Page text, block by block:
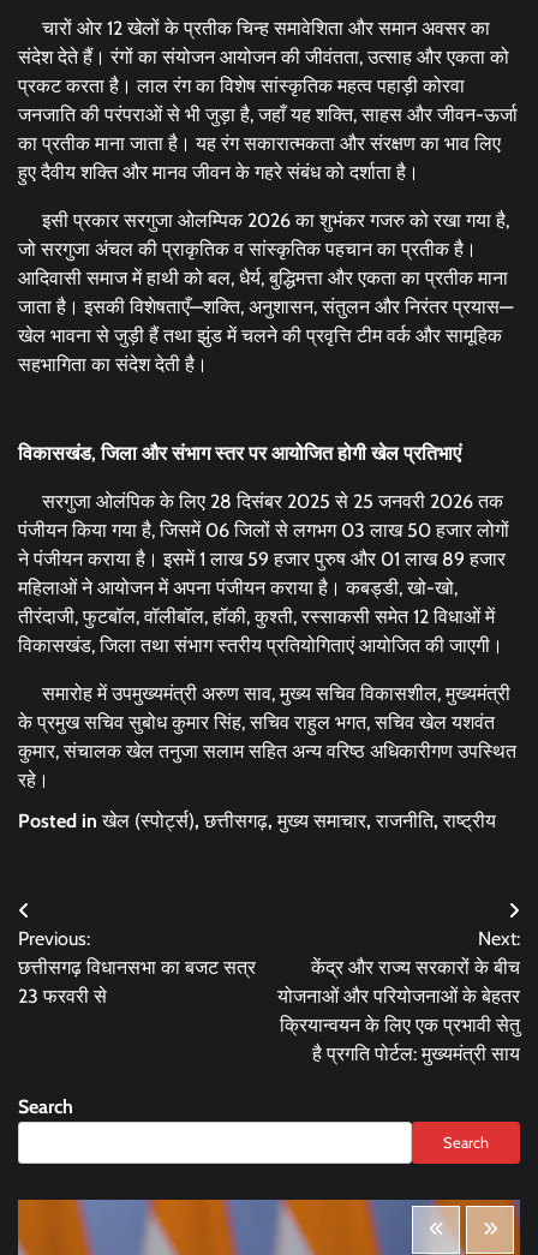
चारों ओर 12 खेलों के प्रतीक चिन्ह समावेशिता और समान अवसर का
संदेश देते हैं। रंगों का संयोजन आयोजन की जीवंतता, उत्साह और एकता को
प्रकट करता है। लाल रंग का विशेष सांस्कृतिक महत्व पहाड़ी कोरवा
जनजाति की परंपराओं से भी जुड़ा है, जहाँ यह शक्ति, साहस और जीवन-ऊर्जा
का प्रतीक माना जाता है। यह रंग सकारात्मकता और संरक्षण का भाव लिए
हुए दैवीय शक्ति और मानव जीवन के गहरे संबंध को दर्शाता है।
इसी प्रकार सरगुजा ओलम्पिक 2026 का शुभंकर गजरु को रखा गया है,
जो सरगुजा अंचल की प्राकृतिक व सांस्कृतिक पहचान का प्रतीक है।
आदिवासी समाज में हाथी को बल, धैर्य, बुद्धिमत्ता और एकता का प्रतीक माना
जाता है। इसकी विशेषताएँ—शक्ति, अनुशासन, संतुलन और निरंतर प्रयास—
खेल भावना से जुड़ी हैं तथा झुंड में चलने की प्रवृत्ति टीम वर्क और सामूहिक
सहभागिता का संदेश देती है।
विकासखंड,जिला और संभाग स्तर पर आयोजित होगी खेल प्रतिभाएं
सरगुजा ओलंपिक के लिए 28 दिसंबर 2025 से 25 जनवरी 2026 तक
पंजीयन किया गया है, जिसमें 06 जिलों से लगभग 03 लाख 50 हजार लोगों
ने पंजीयन कराया है। इसमें 1 लाख 59 हजार पुरुष और 01 लाख 89 हजार
महिलाओं ने आयोजन में अपना पंजीयन कराया है। कबड्डी, खो-खो,
तीरंदाजी, फुटबॉल, वॉलीबॉल, हॉकी, कुश्ती, रस्साकसी समेत 12 विधाओं में
विकासखंड, जिला तथा संभाग स्तरीय प्रतियोगिताएं आयोजित की जाएगी।
समारोह में उपमुख्यमंत्री अरुण साव, मुख्य सचिव विकासशील, मुख्यमंत्री
के प्रमुख सचिव सुबोध कुमार सिंह, सचिव राहुल भगत, सचिव खेल यशवंत
कुमार, संचालक खेल तनुजा सलाम सहित अन्य वरिष्ठ अधिकारीगण उपस्थित
रहे।
Posted inखेल (स्पोर्ट्स),छत्तीसगढ़,मुख्य समाचार,राजनीति,राष्ट्रीय
Post
navigation
Previous:
छत्तीसगढ़ विधानसभा का बजट सत्र
23 फरवरी से
Next:
केंद्र और राज्य सरकारों के बीच
योजनाओं और परियोजनाओं के बेहतर
क्रियान्वयन के लिए एक प्रभावी सेतु
है प्रगति पोर्टल: मुख्यमंत्री साय
Search
Search